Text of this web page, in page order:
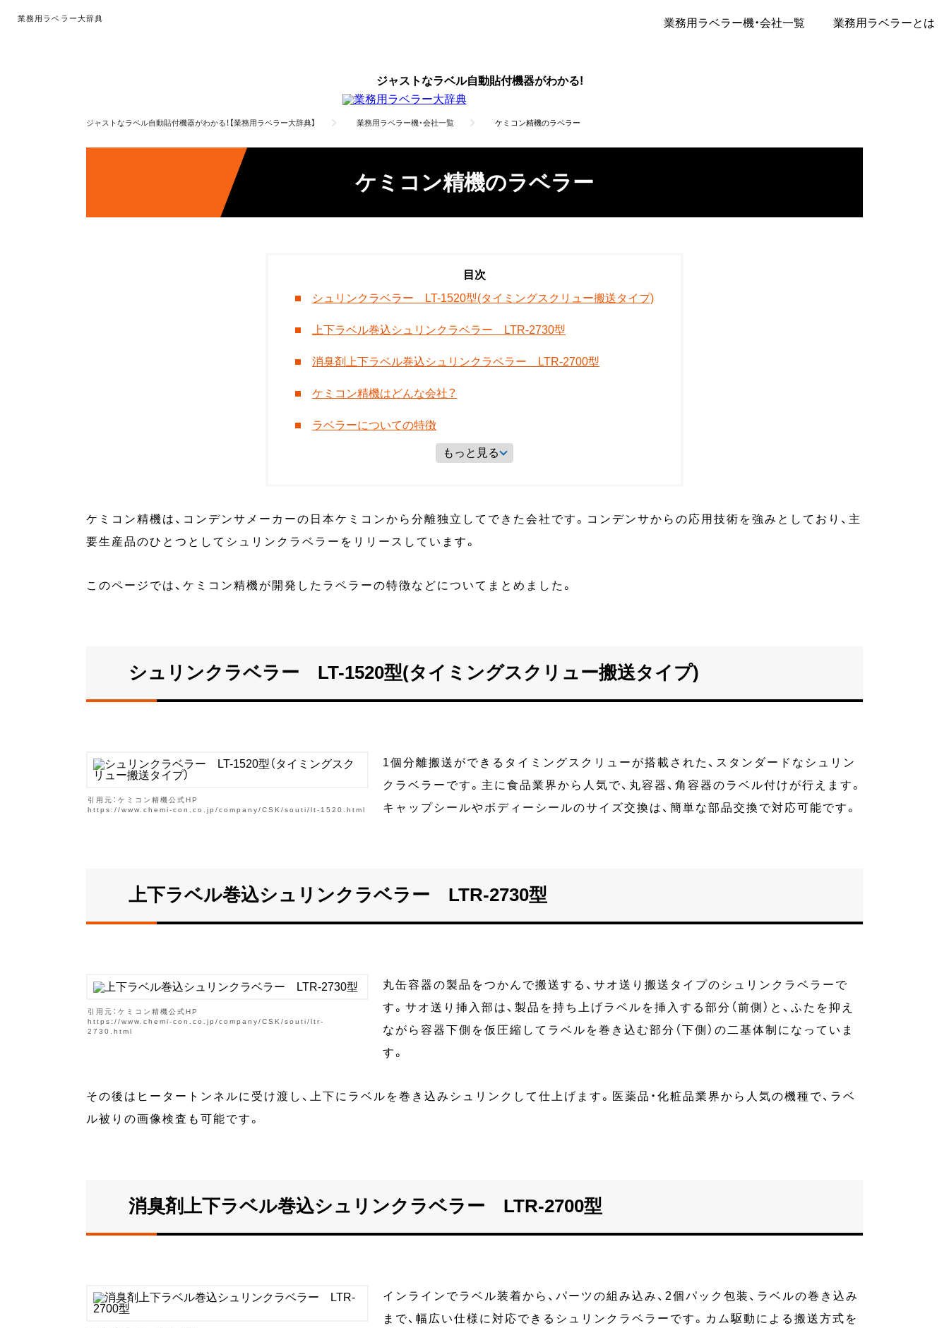
業務用ラベラー大辞典 業務用ラベラー機・会社一覧 業務用ラベラーとは
ジャストなラベル自動貼付機器がわかる!
ジャストなラベル自動貼付機器がわかる！【業務用ラベラー大辞典】 業務用ラベラー機・会社一覧 ケミコン精機のラベラー
ケミコン精機のラベラー
シュリンクラベラー LT-1520型(タイミングスクリュー搬送タイプ)
上下ラベル巻込シュリンクラベラー LTR-2730型
消臭剤上下ラベル巻込シュリンクラベラー LTR-2700型
ケミコン精機はどんな会社？
ラベラーについての特徴
もっと見る
ケミコン精機は、コンデンサメーカーの日本ケミコンから分離独立してできた会社です。コンデンサからの応用技術を強みとしており、主
要生産品のひとつとしてシュリンクラベラーをリリースしています。
このページでは、ケミコン精機が開発したラベラーの特徴などについてまとめました。
シュリンクラベラー LT-1520型(タイミングスクリュー搬送タイプ)
引用元：ケミコン精機公式HP
https://www.chemi-con.co.jp/company/CSK/souti/lt-1520.html
1個分離搬送ができるタイミングスクリューが搭載された、スタンダードなシュリン
クラベラーです。主に食品業界から人気で、丸容器、角容器のラベル付けが行えます。
キャップシールやボディーシールのサイズ交換は、簡単な部品交換で対応可能です。
上下ラベル巻込シュリンクラベラー LTR-2730型
引用元：ケミコン精機公式HP
https://www.chemi-con.co.jp/company/CSK/souti/ltr-
2730.html
丸缶容器の製品をつかんで搬送する、サオ送り搬送タイプのシュリンクラベラーで
す。サオ送り挿入部は、製品を持ち上げラベルを挿入する部分（前側）と、ふたを抑え
ながら容器下側を仮圧縮してラベルを巻き込む部分（下側）の二基体制になっていま
す。
その後はヒータートンネルに受け渡し、上下にラベルを巻き込みシュリンクして仕上げます。医薬品・化粧品業界から人気の機種で、ラベ
ル被りの画像検査も可能です。
消臭剤上下ラベル巻込シュリンクラベラー LTR-2700型
インラインでラベル装着から、パーツの組み込み、2個パック包装、ラベルの巻き込み
まで、幅広い仕様に対応できるシュリンクラベラーです。カム駆動による搬送方式を